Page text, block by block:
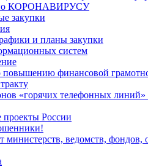
КОРОНАВИРУСУ
закупки
и планы закупки
систем
повышению финансовой
«горячих телефонных линий»
России
министерств, ведомств, фондов,